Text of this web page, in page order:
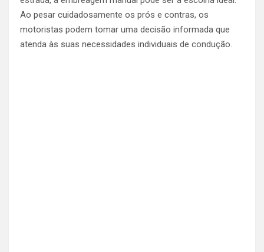
Ao pesar cuidadosamente os prós e contras, os
motoristas podem tomar uma decisão informada que
atenda às suas necessidades individuais de condução.